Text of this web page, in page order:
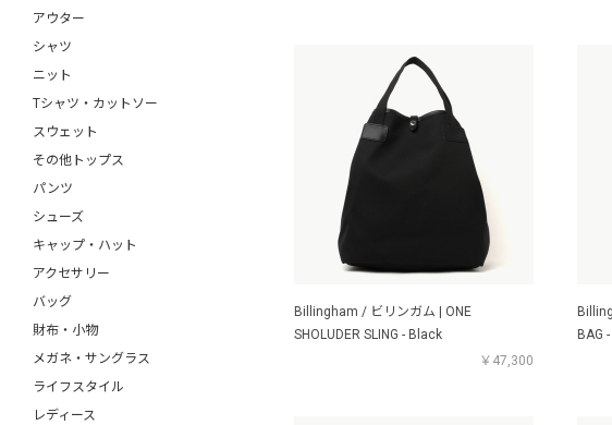
COW BOOKS
crepuscule
CURLY
DAIWA PIER39
davines
DRESS
Dulcamara
ENGINEERED GARMENTS
ESSAY
forme
FRAGRANCE CAFE
FreshService
FUJITO
G.H.BASS
GIM
アウター
シャツ
ニット
Tシャツ・カットソー
スウェット
その他トップス
パンツ
シューズ
キャップ・ハット
アクセサリー
バッグ
財布・小物
メガネ・サングラス
ライフスタイル
レディース
Billingham / ビリンガム | ONE
SHOLUDER SLING - Black
￥47,300
BAG